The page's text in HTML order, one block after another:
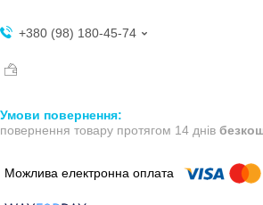
+380 (98) 180-45-74
повернення товару протягом 14 днів